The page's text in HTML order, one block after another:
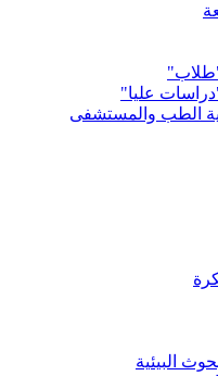
"طلاب"
"دراسات عليا"
الطب والمستشفى
البيئية